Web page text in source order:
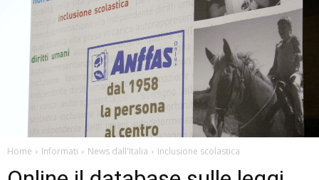
Home Informati News dall'Italia Inclusione scolastica